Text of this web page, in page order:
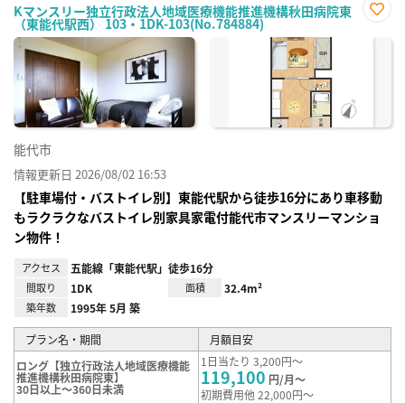
Kマンスリー独立行政法人地域医療機能推進機構秋田病院東
（東能代駅西） 103・1DK-103(No.784884)
に入
能代市
情報更新日 2026/08/02 16:53
【駐車場付・バストイレ別】東能代駅から徒歩16分にあり車移動
もラクラクなバストイレ別家具家電付能代市マンスリーマンショ
ン物件！
アクセス 五能線「東能代駅」徒歩16分
間取り 1DK 面積 32.4m²
築年数 1995年 5月 築
プラン名・期間
月額目安
ロング【独立行政法人地域医療機能
推進機構秋田病院東】
30日以上～360日未満
1日当たり 3,200円～
119,100 円/月～
初期費用他 22,000円～